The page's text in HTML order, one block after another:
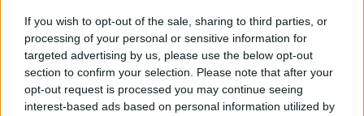
If you wish to opt-out of the sale, sharing to third parties, or
processing of your personal or sensitive information for
targeted advertising by us, please use the below opt-out
section to confirm your selection. Please note that after your
opt-out request is processed you may continue seeing
interest-based ads based on personal information utilized by
ARTIGOS RECENTES
Covilhã: Especialista aponta investimento estrangeiro e
valorização imobiliária como motores do crescimento da
Beira Interior